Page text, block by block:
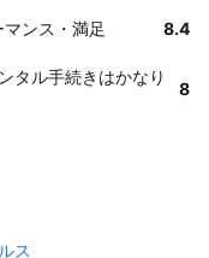
ンス・満足 8.4
タル手続きはかなり
8
ス